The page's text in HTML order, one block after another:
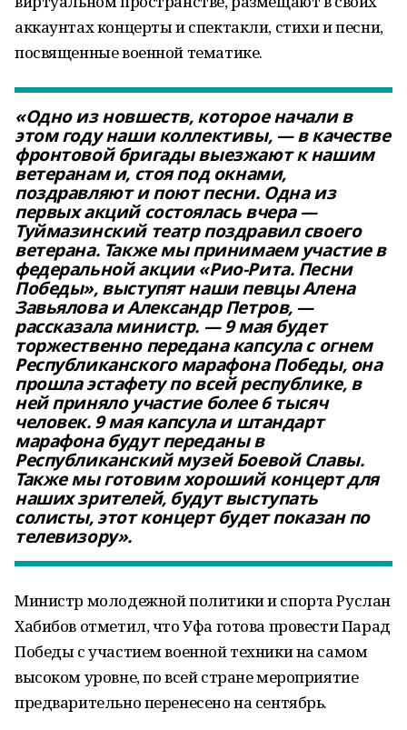
аккаунтах концерты и спектакли, стихи и песни,
посвященные военной тематике.
«Одно из новшеств, которое начали в
этом году наши коллективы, — в качестве
фронтовой бригады выезжают к нашим
ветеранам и, стоя под окнами,
поздравляют и поют песни. Одна из
первых акций состоялась вчера —
Туймазинский театр поздравил своего
ветерана. Также мы принимаем участие в
федеральной акции «Рио-Рита. Песни
Победы», выступят наши певцы Алена
Завьялова и Александр Петров, —
рассказала министр. — 9 мая будет
торжественно передана капсула с огнем
Республиканского марафона Победы, она
прошла эстафету по всей республике, в
ней приняло участие более 6 тысяч
человек. 9 мая капсула и штандарт
марафона будут переданы в
Республиканский музей Боевой Славы.
Также мы готовим хороший концерт для
наших зрителей, будут выступать
солисты, этот концерт будет показан по
телевизору».
Министр молодежной политики и спорта Руслан
Хабибов отметил, что Уфа готова провести Парад
Победы с участием военной техники на самом
высоком уровне, по всей стране мероприятие
предварительно перенесено на сентябрь.